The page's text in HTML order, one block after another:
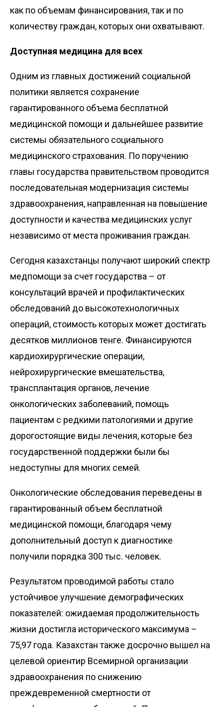
как по объемам финансирования, так и по
количеству граждан, которых они охватывают.
Доступная медицина для всех
Одним из главных достижений социальной
политики является сохранение
гарантированного объема бесплатной
медицинской помощи и дальнейшее развитие
системы обязательного социального
медицинского страхования. По поручению
главы государства правительством проводится
последовательная модернизация системы
здравоохранения, направленная на повышение
доступности и качества медицинских услуг
независимо от места проживания граждан.
Сегодня казахстанцы получают широкий спектр
медпомощи за счет государства – от
консультаций врачей и профилактических
обследований до высокотехнологичных
операций, стоимость которых может достигать
десятков миллионов тенге. Финансируются
кардиохирургические операции,
нейрохирургические вмешательства,
трансплантация органов, лечение
онкологических заболеваний, помощь
пациентам с редкими патологиями и другие
дорогостоящие виды лечения, которые без
государственной поддержки были бы
недоступны для многих семей.
Онкологические обследования переведены в
гарантированный объем бесплатной
медицинской помощи, благодаря чему
дополнительный доступ к диагностике
получили порядка 300 тыс. человек.
Результатом проводимой работы стало
устойчивое улучшение демографических
показателей: ожидаемая продолжительность
жизни достигла исторического максимума –
75,97 года. Казахстан также досрочно вышел на
целевой ориентир Всемирной организации
здравоохранения по снижению
преждевременной смертности от